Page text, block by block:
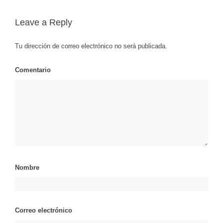
Leave a Reply
Tu dirección de correo electrónico no será publicada.
Comentario
Nombre
Correo electrónico